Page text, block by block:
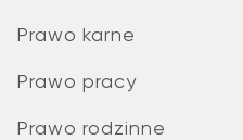
Prawo karne
Prawo pracy
Prawo rodzinne